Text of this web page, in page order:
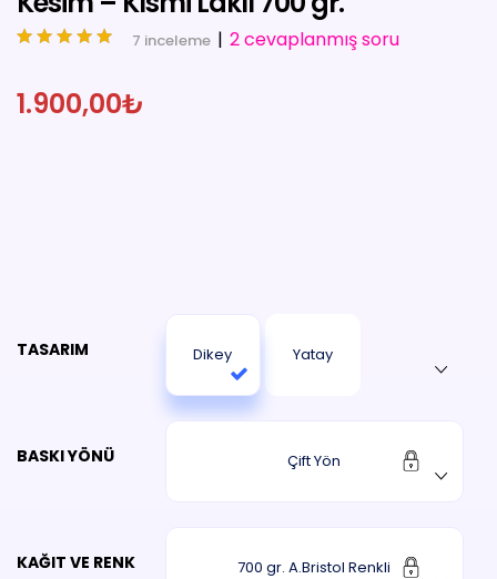
5
7 inceleme | 2cevaplanmış soru
1.900,00₺
TASARIM Dikey Yatay
BASKI YÖNÜ Çift Yön
KAĞIT VE RENK 700 gr. A.Bristol Renkli